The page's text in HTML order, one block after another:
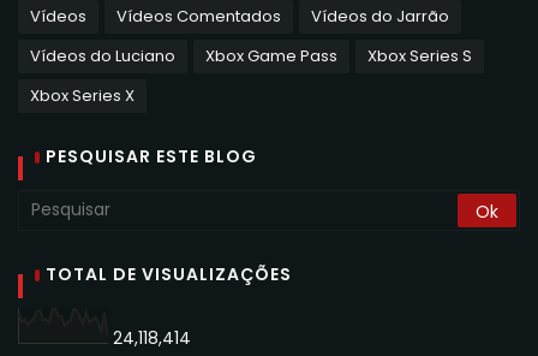
Vídeos
Vídeos Comentados
Vídeos do Jarrão
Vídeos do Luciano
Xbox Game Pass
Xbox Series S
Xbox Series X
PESQUISAR ESTE BLOG
TOTAL DE VISUALIZAÇÕES
24,118,414